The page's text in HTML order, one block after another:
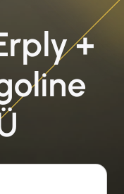
+